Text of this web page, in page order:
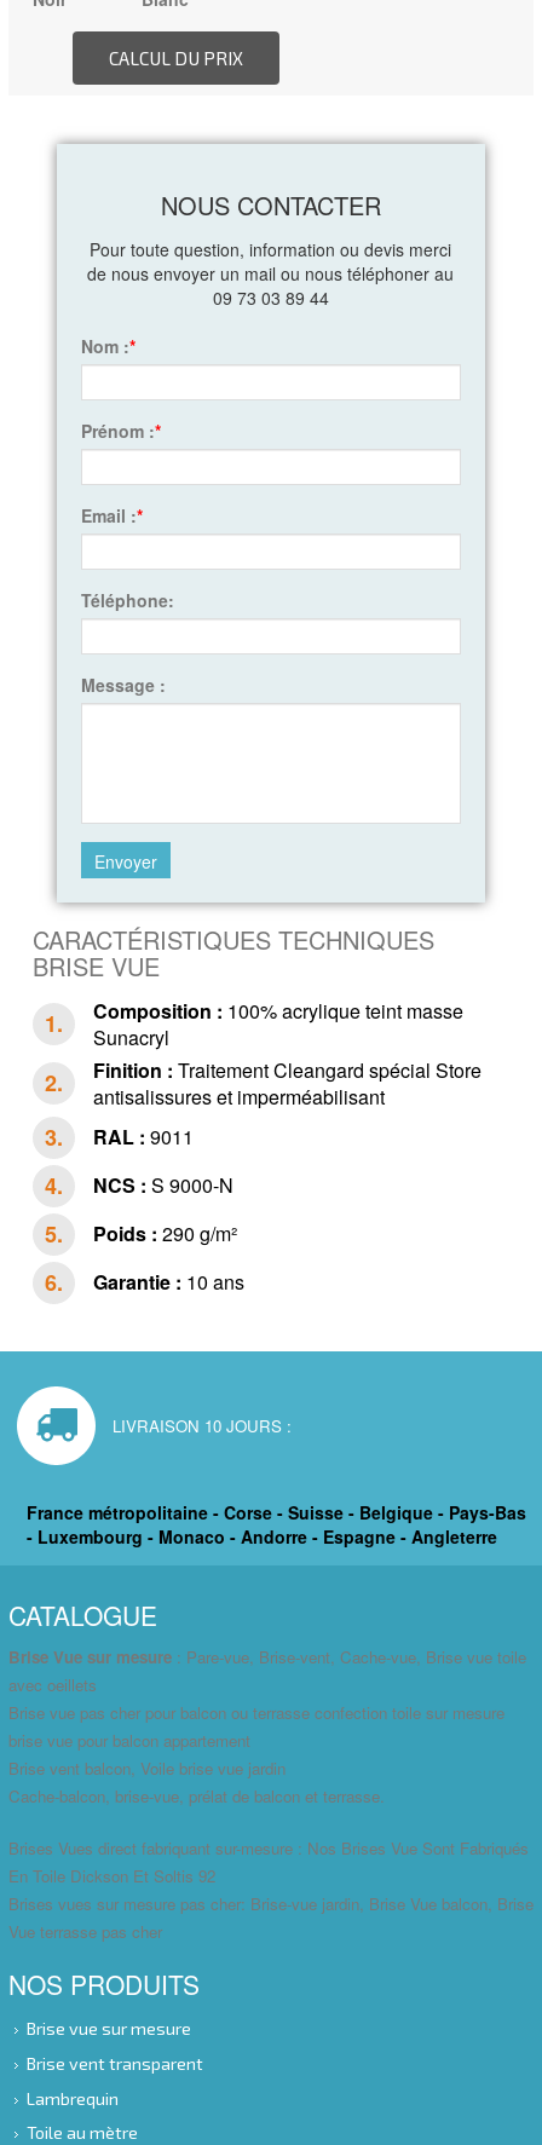
NOUS CONTACTER
Pour toute question, information ou devis merci
de nous envoyer un mail ou nous téléphoner au
09 73 03 89 44
Nom :*
Prénom :*
Email :*
Téléphone:
Message :
CARACTÉRISTIQUES TECHNIQUES
BRISE VUE
Composition : 100% acrylique teint masse
Sunacryl
Finition : Traitement Cleangard spécial Store
antisalissures et imperméabilisant
RAL : 9011
NCS : S 9000-N
Poids : 290 g/m²
Garantie : 10 ans
LIVRAISON 10 JOURS :
France métropolitaine - Corse - Suisse - Belgique - Pays-Bas
- Luxembourg - Monaco - Andorre - Espagne - Angleterre
CATALOGUE
Brise Vue sur mesure: Pare-vue, Brise-vent, Cache-vue, Brise vue toile
avec oeillets
Brise vue pas cher pour balcon ou terrasse confection toile sur mesure
brise vue pour balcon appartement
Brise vent balcon, Voile brise vue jardin
Cache-balcon, brise-vue, prélat de balcon et terrasse.
Brises Vues direct fabriquant sur-mesure : Nos Brises Vue Sont Fabriqués
En Toile Dickson Et Soltis 92
Brises vues sur mesure pas cher: Brise-vue jardin, Brise Vue balcon, Brise
Vue terrasse pas cher
NOS PRODUITS
Brise vue sur mesure
Brise vent transparent
Lambrequin
Toile au mètre